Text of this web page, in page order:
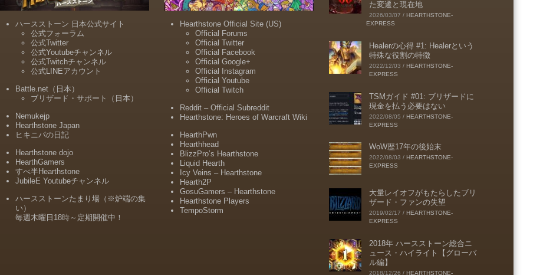
ハースストーン 日本公式サイト
公式フォーラム
公式Twitter
公式Youtubeチャンネル
公式Twitchチャンネル
公式LINEアカウント
Battle.net（日本）
ブリザード・サポート（日本）
Nemukejp
Hearthstone Japan
ヒキニパの日記
Hearthstone dojo
HearthGamers
すべ半Hearthstone
JubileE Youtubeチャンネル
ハースストーンたまり場（※炉端の集
い）
毎週木曜日18時～定期開催中！
Hearthstone Official Site (US)
Official Forums
Official Twitter
Official Facebook
Official Google+
Official Instagram
Official Youtube
Official Twitch
Reddit – Official Subreddit
Hearthstone: Heroes of Warcraft Wiki
HearthPwn
Hearthhead
BlizzPro’s Hearthstone
Liquid Hearth
Icy Veins – Hearthstone
Hearth2P
GosuGamers – Hearthstone
Hearthstone Players
TempoStorm
た変遷と現在地
2026/03/07 / HEARTHSTONE-
EXPRESS
Healerの心得 #1: Healerという
特殊な役割の特徴
2022/12/03 / HEARTHSTONE-
EXPRESS
TSMガイド #01: ブリザードに
現金を払う必要はない
2022/08/05 / HEARTHSTONE-
EXPRESS
WoW歴17年の後始末
2022/08/03 / HEARTHSTONE-
EXPRESS
大量レイオフがもたらしたブリ
ザード・ファンの失望
2019/02/17 / HEARTHSTONE-
EXPRESS
2018年 ハースストーン総合ニ
ュース・ハイライト【グローバ
ル編】
2018/12/26 / HEARTHSTONE-